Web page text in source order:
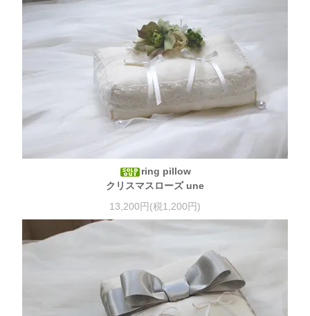
ring pillow
クリスマスローズ une
13,200円(税1,200円)